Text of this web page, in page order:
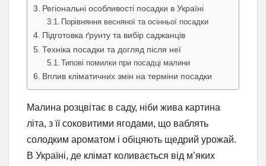
Регіональні особливості посадки в Україні
Порівняння весняної та осінньої посадки
Підготовка ґрунту та вибір саджанців
Техніка посадки та догляд після неї
Типові помилки при посадці малини
Вплив кліматичних змін на терміни посадки
Малина розцвітає в саду, ніби жива картина
літа, з її соковитими ягодами, що ваблять
солодким ароматом і обіцяють щедрий урожай.
В Україні, де клімат коливається від м’яких